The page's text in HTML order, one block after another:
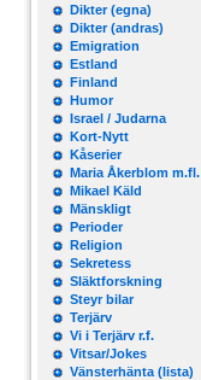
Dikter (egna)
Dikter (andras)
Emigration
Estland
Finland
Humor
Israel / Judarna
Kort-Nytt
Kåserier
Maria Åkerblom m.fl.
Mikael Käld
Mänskligt
Perioder
Religion
Sekretess
Släktforskning
Steyr bilar
Terjärv
Vi i Terjärv r.f.
Vitsar/Jokes
Vänsterhänta (lista)